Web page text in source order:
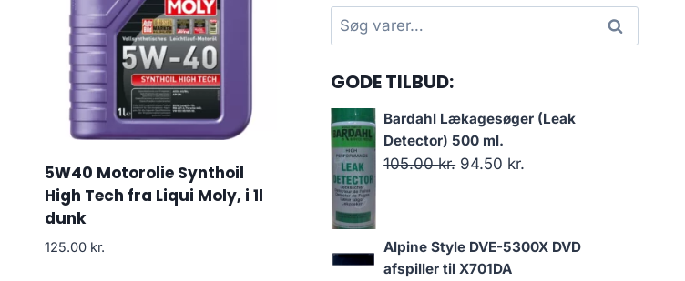
5W40 Motorolie Synthoil
High Tech fra Liqui Moly, i 1l
dunk
125.00 kr.
Søg
efter:
Søg
GODE TILBUD:
Bardahl Lækagesøger (Leak
Detector) 500 ml.
105.00kr. Den
var:
105.00 kr..
94.50 kr.
er:
Alpine Style DVE-5300X DVD
afspiller til X701DA